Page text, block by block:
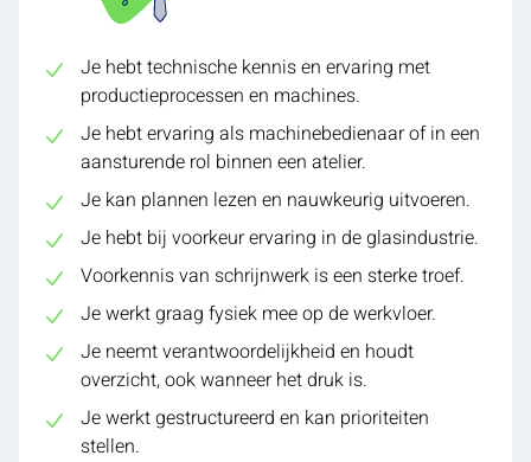
Je hebt technische kennis en ervaring met
productieprocessen en machines.
Je hebt ervaring als machinebedienaar of in een
aansturende rol binnen een atelier.
Je kan plannen lezen en nauwkeurig uitvoeren.
Je hebt bij voorkeur ervaring in de glasindustrie.
Voorkennis van schrijnwerk is een sterke troef.
Je werkt graag fysiek mee op de werkvloer.
Je neemt verantwoordelijkheid en houdt
overzicht, ook wanneer het druk is.
Je werkt gestructureerd en kan prioriteiten
stellen.